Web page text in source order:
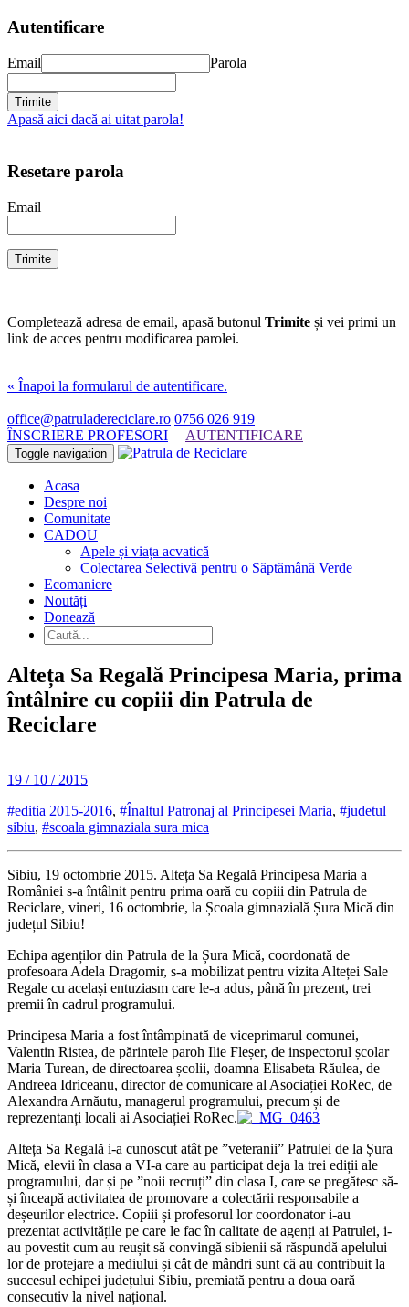
Autentificare
Email Parola
Apasă aici dacă ai uitat parola!
Resetare parola
Email
Completează adresa de email, apasă butonul Trimite și vei primi un
link de acces pentru modificarea parolei.
« Înapoi la formularul de autentificare.
office@patruladereciclare.ro 0756 026 919
ÎNSCRIERE PROFESORI
AUTENTIFICARE
Toggle navigation
Acasa
Despre noi
Comunitate
CADOU
Apele și viața acvatică
Colectarea Selectivă pentru o Săptămână Verde
Ecomaniere
Noutăți
Donează
Alteța Sa Regală Principesa Maria, prima
întâlnire cu copiii din Patrula de
Reciclare
19 / 10 / 2015
#editia 2015-2016, #Înaltul Patronaj al Principesei Maria, #judetul
sibiu, #scoala gimnaziala sura mica
Sibiu, 19 octombrie 2015. Alteța Sa Regală Principesa Maria a
României s-a întâlnit pentru prima oară cu copiii din Patrula de
Reciclare, vineri, 16 octombrie, la Școala gimnazială Șura Mică din
județul Sibiu!
Echipa agenților din Patrula de la Șura Mică, coordonată de
profesoara Adela Dragomir, s-a mobilizat pentru vizita Alteței Sale
Regale cu același entuziasm care le-a adus, până în prezent, trei
premii în cadrul programului.
Principesa Maria a fost întâmpinată de viceprimarul comunei,
Valentin Ristea, de părintele paroh Ilie Fleșer, de inspectorul școlar
Maria Turean, de directoarea școlii, doamna Elisabeta Răulea, de
Andreea Idriceanu, director de comunicare al Asociației RoRec, de
Alexandra Arnăutu, managerul programului, precum și de
reprezentanți locali ai Asociației RoRec.
Alteța Sa Regală i-a cunoscut atât pe ”veteranii” Patrulei de la Șura
Mică, elevii în clasa a VI-a care au participat deja la trei ediții ale
programului, dar și pe ”noii recruți” din clasa I, care se pregătesc să-
și înceapă activitatea de promovare a colectării responsabile a
deșeurilor electrice. Copiii și profesorul lor coordonator i-au
prezentat activitățile pe care le fac în calitate de agenți ai Patrulei, i-
au povestit cum au reușit să convingă sibienii să răspundă apelului
lor de protejare a mediului și cât de mândri sunt că au contribuit la
succesul echipei județului Sibiu, premiată pentru a doua oară
consecutiv la nivel național.